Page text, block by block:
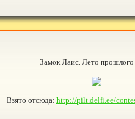
Замок Лаис. Лето прошлого
Взято отсюда: http://pilt.delfi.ee/